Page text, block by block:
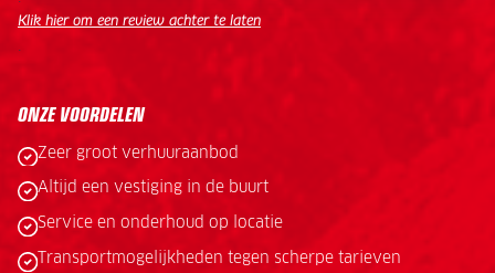
Klik hier om een review achter te laten
ONZE VOORDELEN
Zeer groot verhuuraanbod
Altijd een vestiging in de buurt
Service en onderhoud op locatie
Transportmogelijkheden tegen scherpe tarieven